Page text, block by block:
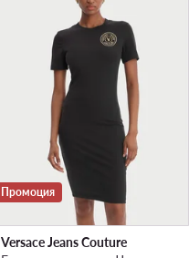
Промоция
Versace Jeans Couture